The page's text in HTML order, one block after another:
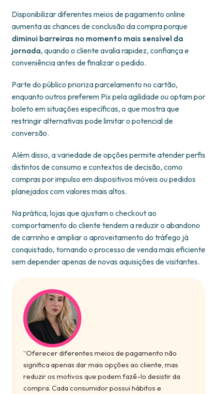
Disponibilizar diferentes meios de pagamento online
aumenta as chances de conclusão da compra porque
diminui barreiras no momento mais sensível da
jornada, quando o cliente avalia rapidez, confiança e
conveniência antes de finalizar o pedido.
Parte do público prioriza parcelamento no cartão,
enquanto outros preferem Pix pela agilidade ou optam por
boleto em situações específicas, o que mostra que
restringir alternativas pode limitar o potencial de
conversão.
Além disso, a variedade de opções permite atender perfis
distintos de consumo e contextos de decisão, como
compras por impulso em dispositivos móveis ou pedidos
planejados com valores mais altos.
Na prática, lojas que ajustam o checkout ao
comportamento do cliente tendem a reduzir o abandono
de carrinho e ampliar o aproveitamento do tráfego já
conquistado, tornando o processo de venda mais eficiente
sem depender apenas de novas aquisições de visitantes.
“Oferecer diferentes meios de pagamento não
significa apenas dar mais opções ao cliente, mas
reduzir os motivos que podem fazê-lo desistir da
compra. Cada consumidor possui hábitos e